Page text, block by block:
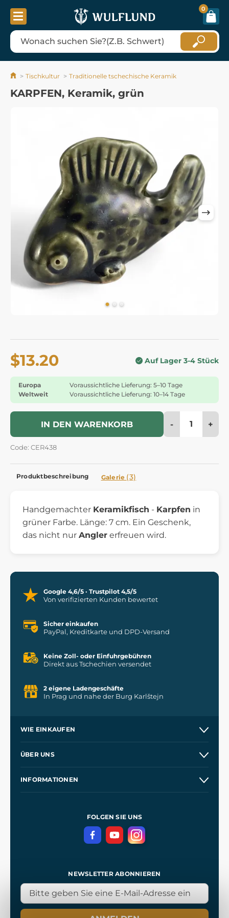
0
Tischkultur Traditionelle tschechische Keramik
KARPFEN, Keramik, grün
$13.20 Auf Lager 3-4 Stück
Europa
Voraussichtliche Lieferung: 5–10 Tage
Weltweit
Voraussichtliche Lieferung: 10–14 Tage
IN DEN WARENKORB - +
Code: CER438
Produktbeschreibung Galerie (3)
Handgemachter Keramikfisch - Karpfen in
grüner Farbe. Länge: 7 cm. Ein Geschenk,
das nicht nur Angler erfreuen wird.
Google 4,6/5 · Trustpilot 4,5/5
Von verifizierten Kunden bewertet
Sicher einkaufen
PayPal, Kreditkarte und DPD-Versand
Keine Zoll- oder Einfuhrgebühren
Direkt aus Tschechien versendet
2 eigene Ladengeschäfte
In Prag und nahe der Burg Karlštejn
WIE EINKAUFEN
Kontakt
ÜBER UNS
INFORMATIONEN
DatenschutzerklärungFOLGEN SIE UNS
NEWSLETTER ABONNIEREN